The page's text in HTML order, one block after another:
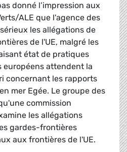
donné l’impression aux
ALE que l'agence des
les allégations de
de l'UE, malgré les
état de pratiques
européens attendent la
concernant les rapports
mer Egée. Le groupe des
commission
les allégations
gardes-frontières
aux frontières de l'UE.